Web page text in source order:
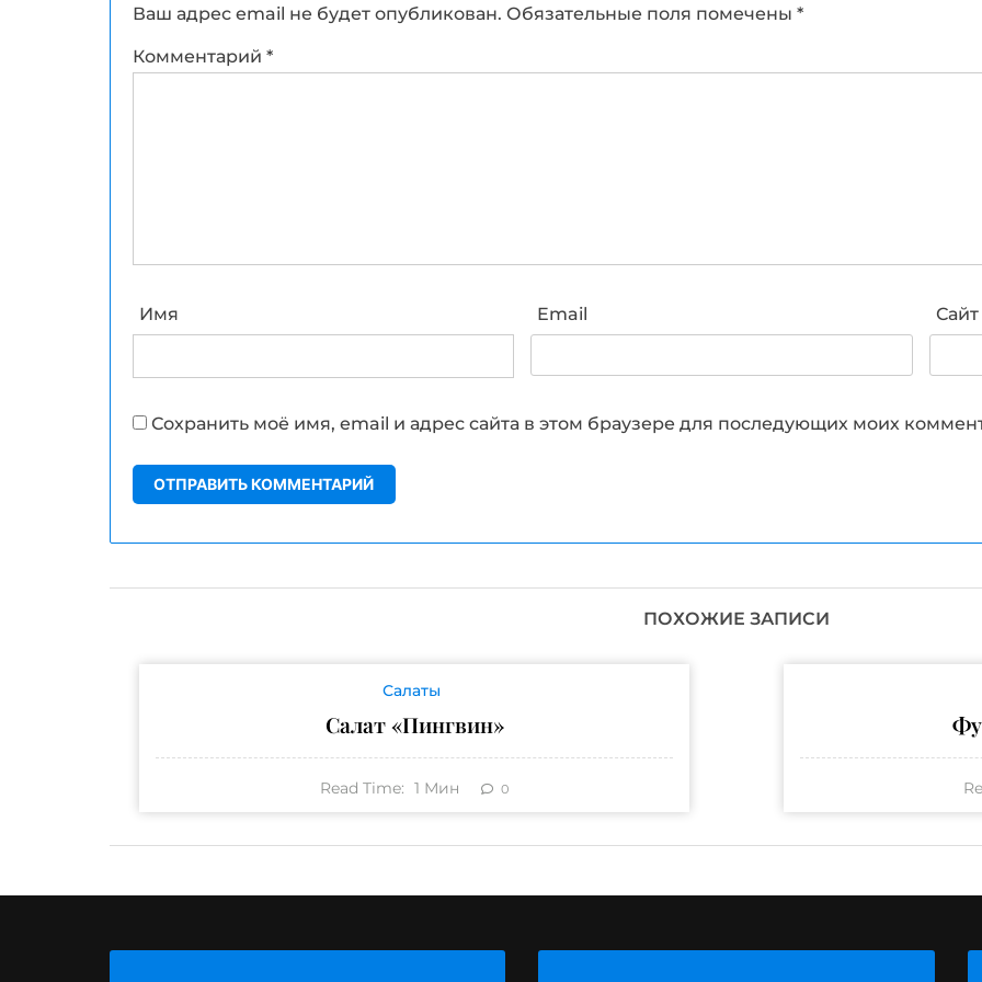
Ваш адрес email не будет опубликован. Обязательные поля помечены *
Комментарий *
Имя Email Сайт
Сохранить моё имя, email и адрес сайта в этом браузере для последующих моих
ПОХОЖИЕ ЗАПИСИ
Салаты
Салат «Пингвин»
Read Time: 1 Мин 0